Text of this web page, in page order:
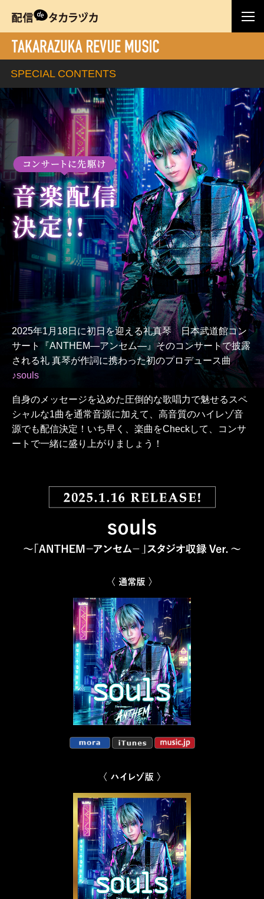
SPECIAL CONTENTS
2025年1月18日に初日を迎える礼真琴 日本武道館コン
サート『ANTHEM―アンセム―』そのコンサートで披露
される礼 真琴が作詞に携わった初のプロデュース曲
♪souls
自身のメッセージを込めた圧倒的な歌唱力で魅せる スペ
シャルな1曲を通常音源に加えて、 高音質のハイレゾ音
源でも配信決定！ いち早く、楽曲をCheckして、コンサ
ートで一緒に盛り上がりましょう！